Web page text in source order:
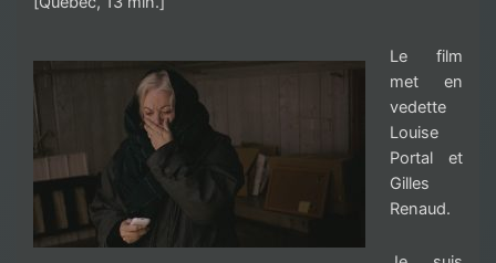
Le film
met en
vedette
Louise
Portal et
Gilles
Renaud.